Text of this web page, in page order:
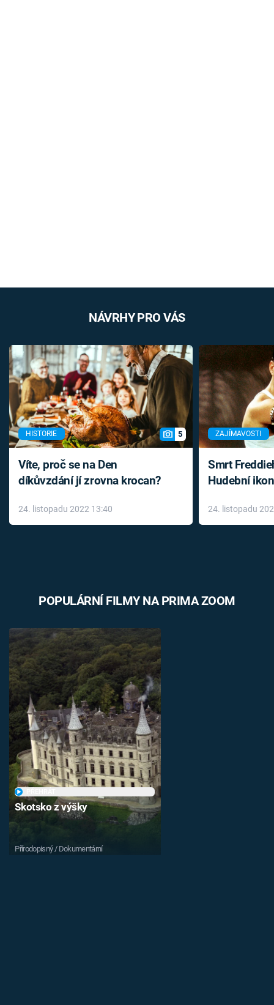
NÁVRHY PRO VÁS
HISTORIE 5
Víte, proč se na Den
díkůvzdání jí zrovna krocan?
24. listopadu 2022 13:40
ZAJÍMAVOSTI
Smrt
Hudební
léky
24. listopadu
POPULÁRNÍ FILMY NA PRIMA ZOOM
Skotsko z výšky
Přírodopisný / Dokumentární